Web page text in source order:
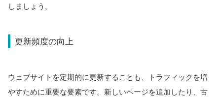
しましょう。
更新頻度の向上
ウェブサイトを定期的に更新することも、トラフィックを増
やすために重要な要素です。新しいページを追加したり、古